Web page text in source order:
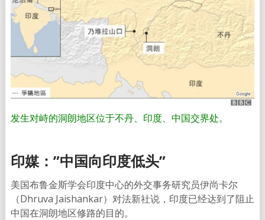
发生对峙的洞朗地区位于不丹、印度、中国交界处。
印媒：”中国向印度低头”
美国布鲁金斯学会印度中心的外交事务研究员伊尚卡尔
（Dhruva Jaishankar）对法新社说，印度已经达到了阻止
中国在洞朗地区修路的目的。